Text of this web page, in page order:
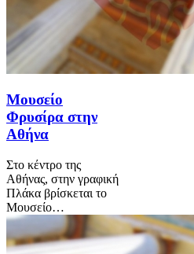
Μουσείο
Φρυσίρα στην
Αθήνα
Στο κέντρο της
Αθήνας, στην γραφική
Πλάκα βρίσκεται το
Μουσείο…